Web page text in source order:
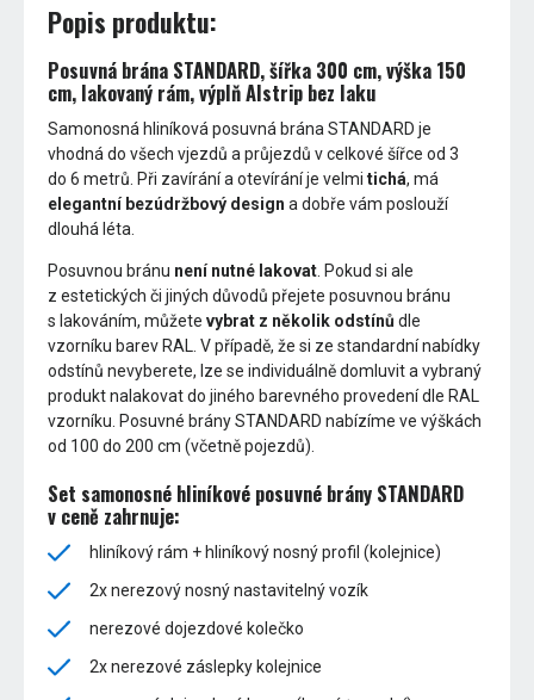
Popis produktu:
Posuvná brána STANDARD, šířka 300 cm, výška 150
cm, lakovaný rám, výplň Alstrip bez laku
Samonosná hliníková posuvná brána STANDARD je
vhodná do všech vjezdů a průjezdů v celkové šířce od 3
do 6 metrů. Při zavírání a otevírání je velmitichá, má
elegantní bezúdržbový design a dobře vám poslouží
dlouhá léta.
Posuvnou bránu není nutné lakovat. Pokud si ale
z estetických či jiných důvodů přejete posuvnou bránu
s lakováním, můžetevybrat z několik odstínůdle
vzorníku barev RAL. V případě, že si ze standardní nabídky
odstínů nevyberete, lze se individuálně domluvit a vybraný
produkt nalakovat do jiného barevného provedení dle RAL
vzorníku. Posuvné brány STANDARD nabízíme ve výškách
od 100 do 200 cm (včetně pojezdů).
Set samonosné hliníkové posuvné brány STANDARD
v ceně zahrnuje:
hliníkový rám + hliníkový nosný profil (kolejnice)
2x nerezový nosný nastavitelný vozík
nerezové dojezdové kolečko
2x nerezové záslepky kolejnice